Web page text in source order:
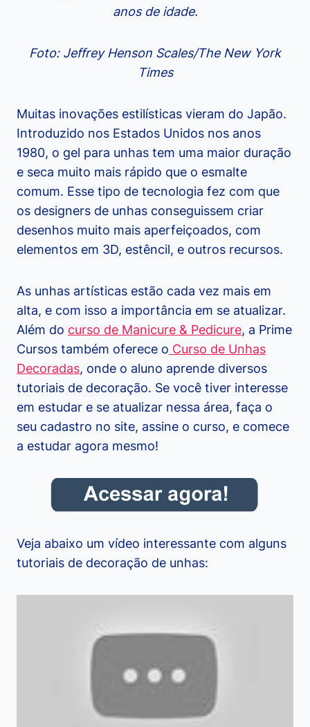
anos de idade.
Foto: Jeffrey Henson Scales/The New York
Times
Muitas inovações estilísticas vieram do Japão.
Introduzido nos Estados Unidos nos anos
1980, o gel para unhas tem uma maior duração
e seca muito mais rápido que o esmalte
comum. Esse tipo de tecnologia fez com que
os designers de unhas conseguissem criar
desenhos muito mais aperfeiçoados, com
elementos em 3D, estêncil, e outros recursos.
As unhas artísticas estão cada vez mais em
alta, e com isso a importância em se atualizar.
Além do curso de Manicure & Pedicure, a Prime
Cursos também oferece o Curso de Unhas
Decoradas, onde o aluno aprende diversos
tutoriais de decoração. Se você tiver interesse
em estudar e se atualizar nessa área, faça o
seu cadastro no site, assine o curso, e comece
a estudar agora mesmo!
Veja abaixo um vídeo interessante com alguns
tutoriais de decoração de unhas: